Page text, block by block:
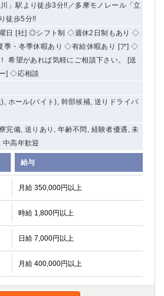
」駅より徒歩3分!!／多摩モノレール「立
徒歩5分!!
日 [社] ◎シフト制 ◇週休2日制もあり ◇
季・冬季休暇あり ◇有給休暇あり [ア] ◇
希望があれば気軽にご相談下さい。 [送
] ◇応相談
ホール(バイト), 幹部候補, 送りドライバ
完備, 送りあり, 年齢不問, 経験者優遇, 未
中高年歓迎
給与
月給 350,000円以上
時給 1,800円以上
日給 7,000円以上
月給 400,000円以上